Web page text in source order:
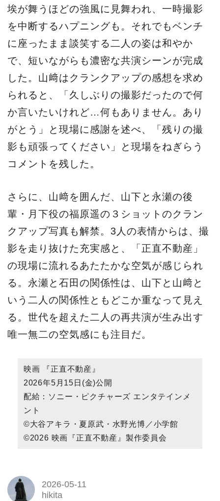
埃が舞うほどの強風に見舞われ、一時撮影
を中断するハプニングも。それでもベンチ
に座ったまま談笑する二人の姿は和やか
で、短いながらも濃密な共演シーンが完成
した。山﨑はクランクアップの感想を求め
られると、「久しぶりの撮影だったので何
か言いたいけれど…何もありません。あり
がとう」と現場に感謝を述べ、「残りの撮
影も頑張ってください」と現場をねぎらう
コメントを残した。
さらに、山﨑を囲んだ、山下と永瀬の後
輩・月下役の福原遥の３ショットのクラン
クアップ写真も解禁。3人の表情からは、撮
影を走り抜けた充実感と、「正直不動産」
の現場に流れるあたたかな空気が感じられ
る。永瀬と石田の関係性は、山下と山﨑と
いう二人の関係性ともどこか重なって見え
る。世代を超えた二人の再共演が生み出す
唯一無二の空気感にも注目だ。
映画 『正直不動産』
2026年5月15日(金)公開
配給：ソニー・ピクチャーズ エンタテインメ
ント
©大谷アキラ・夏原武・水野光博／小学館
©2026 映画『正直不動産』製作委員会
2026-05-11
hikita